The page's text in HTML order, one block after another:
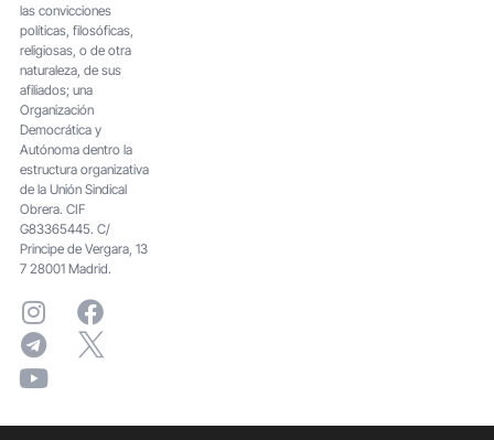
las convicciones
políticas, filosóficas,
religiosas, o de otra
naturaleza, de sus
afiliados; una
Organización
Democrática y
Autónoma dentro la
estructura organizativa
de la Unión Sindical
Obrera. CIF
G83365445. C/
Principe de Vergara, 13
7 28001 Madrid.